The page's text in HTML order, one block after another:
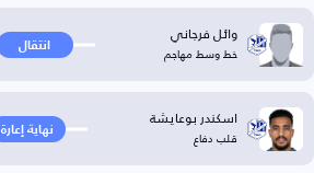
وائل فرجاني
خط وسط مهاجم انتقال
اسكندر بوعايشة
قلب دفاع نهاية إعارة